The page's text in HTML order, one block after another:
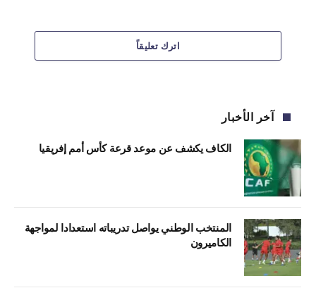
اترك تعليقاً
آخر الأخبار
الكاف يكشف عن موعد قرعة كأس أمم إفريقيا
المنتخب الوطني يواصل تدريباته استعدادا لمواجهة
الكاميرون